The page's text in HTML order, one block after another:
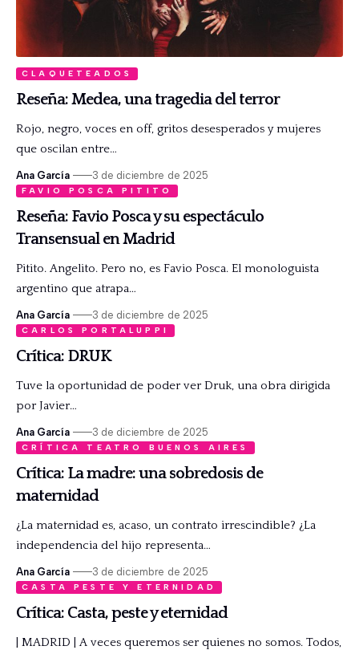
CLAQUETEADOS
Reseña: Medea, una tragedia del terror
Rojo, negro, voces en off, gritos desesperados y mujeres
que oscilan entre…
Ana García 3 de diciembre de 2025
FAVIO POSCA PITITO
Reseña: Favio Posca y su espectáculo
Transensual en Madrid
Pitito. Angelito. Pero no, es Favio Posca. El monologuista
argentino que atrapa…
Ana García 3 de diciembre de 2025
CARLOS PORTALUPPI
Crítica: DRUK
Tuve la oportunidad de poder ver Druk, una obra dirigida
por Javier…
Ana García 3 de diciembre de 2025
CRÍTICA TEATRO BUENOS AIRES
Crítica: La madre: una sobredosis de
maternidad
¿La maternidad es, acaso, un contrato irrescindible? ¿La
independencia del hijo representa…
Ana García 3 de diciembre de 2025
CASTA PESTE Y ETERNIDAD
Crítica: Casta, peste y eternidad
| MADRID | A veces queremos ser quienes no somos. Todos,